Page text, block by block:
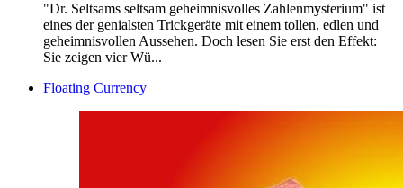
"Dr. Seltsams seltsam geheimnisvolles Zahlenmysterium" ist
eines der genialsten Trickgeräte mit einem tollen, edlen und
geheimnisvollen Aussehen. Doch lesen Sie erst den Effekt:
Sie zeigen vier Wü...
Floating Currency